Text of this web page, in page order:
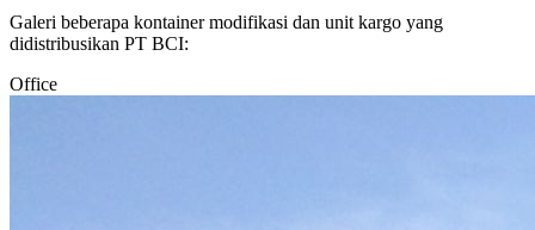
Galeri beberapa kontainer modifikasi dan unit kargo yang
didistribusikan PT BCI:
Office